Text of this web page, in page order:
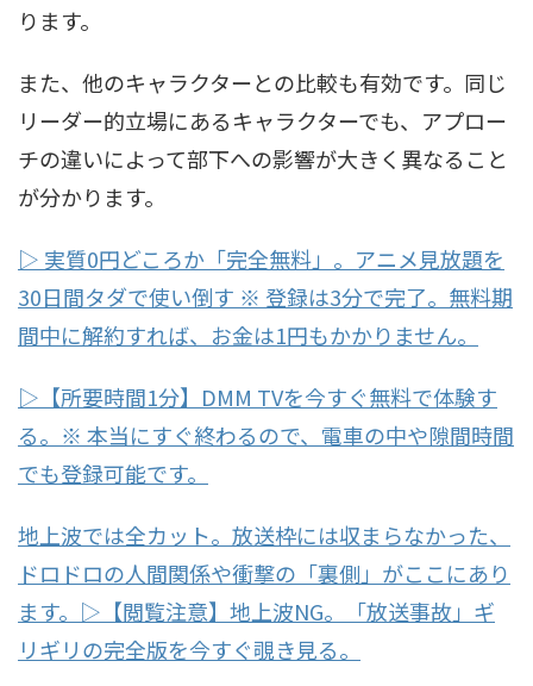
ります。
また、他のキャラクターとの比較も有効です。同じ
リーダー的立場にあるキャラクターでも、アプロー
チの違いによって部下への影響が大きく異なること
が分かります。
▷ 実質0円どころか「完全無料」。アニメ見放題を
30日間タダで使い倒す ※ 登録は3分で完了。無料期
間中に解約すれば、お金は1円もかかりません。
▷【所要時間1分】DMM TVを今すぐ無料で体験す
る。※ 本当にすぐ終わるので、電車の中や隙間時間
でも登録可能です。
地上波では全カット。放送枠には収まらなかった、
ドロドロの人間関係や衝撃の「裏側」がここにあり
ます。▷【閲覧注意】地上波NG。「放送事故」ギ
リギリの完全版を今すぐ覗き見る。